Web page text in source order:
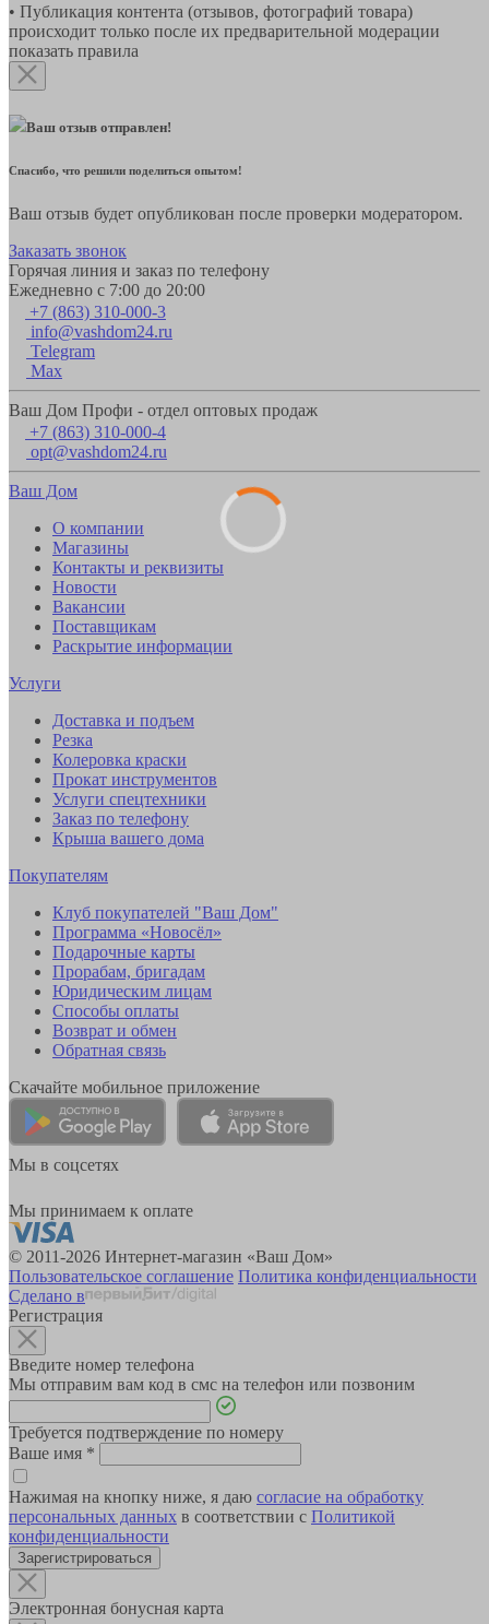
• Публикация контента (отзывов, фотографий товара)
происходит только после их предварительной модерации
показать правила
Ваш отзыв отправлен!
Спасибо, что решили поделиться опытом!
Ваш отзыв будет опубликован после проверки модератором.
Заказать звонок
Горячая линия и заказ по телефону
Ежедневно с 7:00 до 20:00
+7 (863) 310-000-3
info@vashdom24.ru
Telegram
Max
Ваш Дом Профи - отдел оптовых продаж
+7 (863) 310-000-4
opt@vashdom24.ru
Ваш Дом
О компании
Магазины
Контакты и реквизиты
Новости
Вакансии
Поставщикам
Раскрытие информации
Услуги
Доставка и подъем
Резка
Колеровка краски
Прокат инструментов
Услуги спецтехники
Заказ по телефону
Крыша вашего дома
Покупателям
Клуб покупателей "Ваш Дом"
Программа «Новосёл»
Подарочные карты
Прорабам, бригадам
Юридическим лицам
Способы оплаты
Возврат и обмен
Обратная связь
Скачайте мобильное приложение
Мы в соцсетях
Мы принимаем к оплате
© 2011-2026 Интернет-магазин «Ваш Дом»
Пользовательское соглашение Политика конфиденциальности
Сделано в
Регистрация
Введите номер телефона
Мы отправим вам код в смс на телефон или позвоним
Требуется подтверждение по номеру
Ваше имя *
Нажимая на кнопку ниже, я даю согласие на обработку
персональных данных в соответствии с Политикой
конфиденциальности
Зарегистрироваться
Электронная бонусная карта